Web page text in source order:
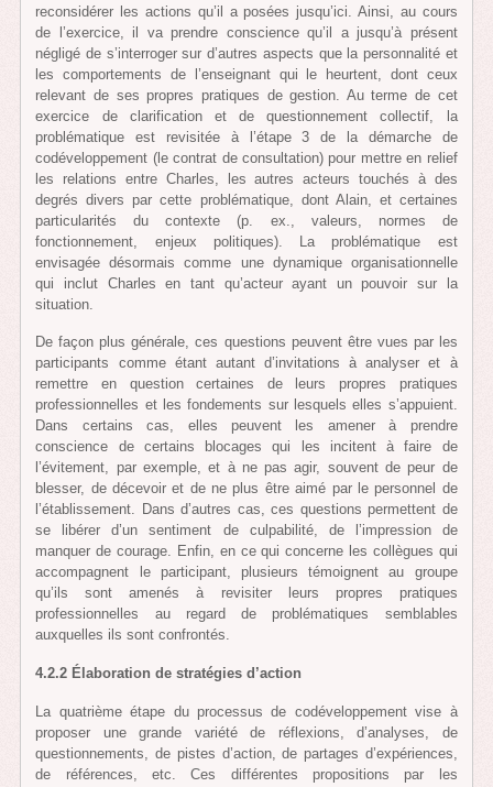
reconsidérer les actions qu’il a posées jusqu’ici. Ainsi, au cours
de l’exercice, il va prendre conscience qu’il a jusqu’à présent
négligé de s’interroger sur d’autres aspects que la personnalité et
les comportements de l’enseignant qui le heurtent, dont ceux
relevant de ses propres pratiques de gestion. Au terme de cet
exercice de clarification et de questionnement collectif, la
problématique est revisitée à l’étape 3 de la démarche de
codéveloppement (le contrat de consultation) pour mettre en relief
les relations entre Charles, les autres acteurs touchés à des
degrés divers par cette problématique, dont Alain, et certaines
particularités du contexte (p. ex., valeurs, normes de
fonctionnement, enjeux politiques). La problématique est
envisagée désormais comme une dynamique organisationnelle
qui inclut Charles en tant qu’acteur ayant un pouvoir sur la
situation.
De façon plus générale, ces questions peuvent être vues par les
participants comme étant autant d’invitations à analyser et à
remettre en question certaines de leurs propres pratiques
professionnelles et les fondements sur lesquels elles s’appuient.
Dans certains cas, elles peuvent les amener à prendre
conscience de certains blocages qui les incitent à faire de
l’évitement, par exemple, et à ne pas agir, souvent de peur de
blesser, de décevoir et de ne plus être aimé par le personnel de
l’établissement. Dans d’autres cas, ces questions permettent de
se libérer d’un sentiment de culpabilité, de l’impression de
manquer de courage. Enfin, en ce qui concerne les collègues qui
accompagnent le participant, plusieurs témoignent au groupe
qu’ils sont amenés à revisiter leurs propres pratiques
professionnelles au regard de problématiques semblables
auxquelles ils sont confrontés.
4.2.2 Élaboration de stratégies d’action
La quatrième étape du processus de codéveloppement vise à
proposer une grande variété de réflexions, d’analyses, de
questionnements, de pistes d’action, de partages d’expériences,
de références, etc. Ces différentes propositions par les